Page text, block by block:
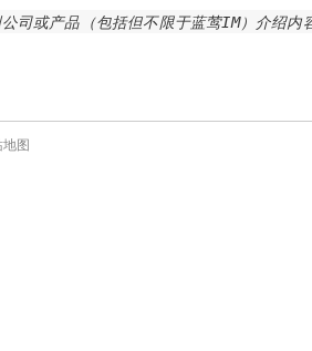
司或产品（包括但不限于蓝莺IM）介绍内
地图